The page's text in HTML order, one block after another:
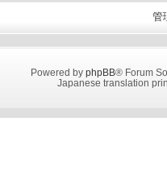
管
Powered by phpBB® Forum
Japanese translation